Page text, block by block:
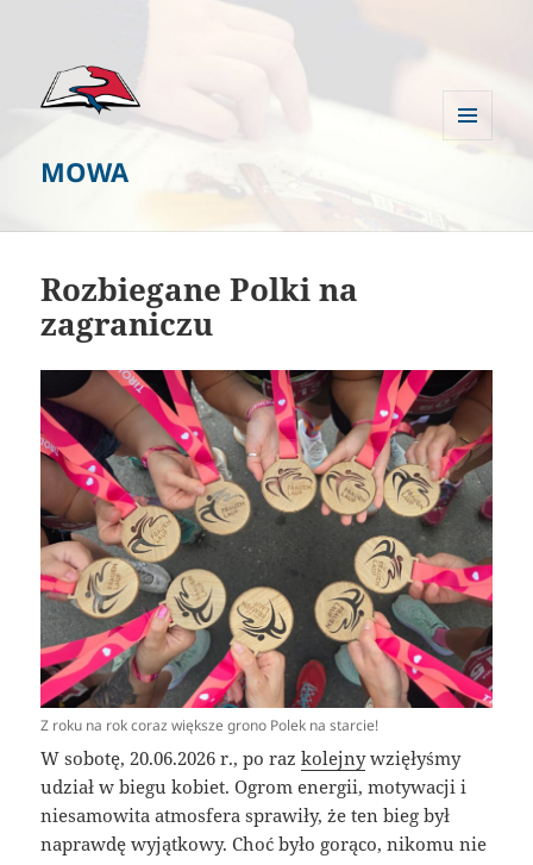
MOWA
Rozbiegane Polki na
zagraniczu
Z roku na rok coraz większe grono Polek na starcie!
W sobotę, 20.06.2026 r., po razkolejnywzięłyśmy
udział w biegu kobiet. Ogrom energii, motywacji i
niesamowita atmosfera sprawiły, że ten bieg był
naprawdę wyjątkowy. Choć było gorąco, nikomu nie